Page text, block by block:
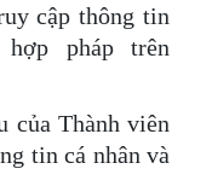
cập thông tin
pháp trên
của Thành viên
tin cá nhân và